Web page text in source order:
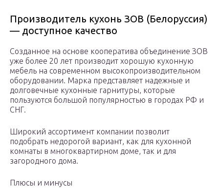
Производитель кухонь ЗОВ (Белоруссия)
— доступное качество
Созданное на основе кооператива объединение ЗОВ
уже более 20 лет производит хорошую кухонную
мебель на современном высокопроизводительном
оборудовании. Марка представляет надежные и
долговечные кухонные гарнитуры, которые
пользуются большой популярностью в городах РФ и
СНГ.
Широкий ассортимент компании позволит
подобрать недорогой вариант, как для кухонной
комнаты в многоквартирном доме, так и для
загородного дома.
Плюсы и минусы